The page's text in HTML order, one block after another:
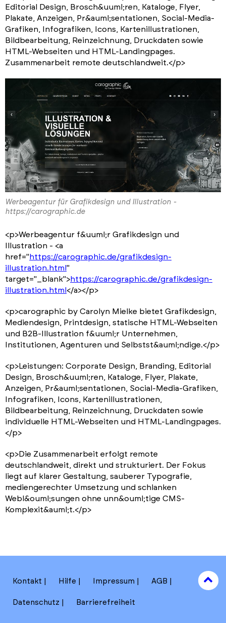
Editorial Design, Brosch&uuml;ren, Kataloge, Flyer,
Plakate, Anzeigen, Pr&auml;sentationen, Social-Media-
Grafiken, Infografiken, Icons, Kartenillustrationen,
Bildbearbeitung, Reinzeichnung, Druckdaten sowie
HTML-Webseiten und HTML-Landingpages.
Zusammenarbeit remote deutschlandweit.</p>
Werbeagentur für Grafikdesign und Illustration -
https://carographic.de
<p>Werbeagentur f&uuml;r Grafikdesign und
Illustration - <a
href=" https://carographic.de/grafikdesign-
illustration.html "
target="_blank">https://carographic.de/grafikdesign-
illustration.html </a></p>
<p>carographic by Carolyn Mielke bietet Grafikdesign,
Mediendesign, Printdesign, statische HTML-Webseiten
und B2B-Illustration f&uuml;r Unternehmen,
Institutionen, Agenturen und Selbstst&auml;ndige.</p>
<p>Leistungen: Corporate Design, Branding, Editorial
Design, Brosch&uuml;ren, Kataloge, Flyer, Plakate,
Anzeigen, Pr&auml;sentationen, Social-Media-Grafiken,
Infografiken, Icons, Kartenillustrationen,
Bildbearbeitung, Reinzeichnung, Druckdaten sowie
individuelle HTML-Webseiten und HTML-Landingpages.
</p>
<p>Die Zusammenarbeit erfolgt remote
deutschlandweit, direkt und strukturiert. Der Fokus
liegt auf klarer Gestaltung, sauberer Typografie,
mediengerechter Umsetzung und schlanken
Webl&ouml;sungen ohne unn&ouml;tige CMS-
Komplexit&auml;t.</p>
Kontakt Hilfe Impressum AGB
Datenschutz Barrierefreiheit
to
top